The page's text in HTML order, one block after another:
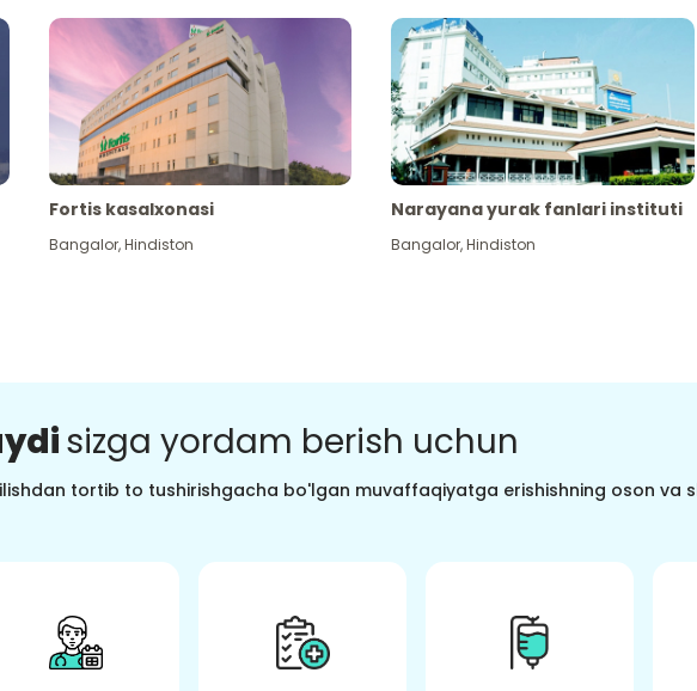
Fortis kasalxonasi
Bangalor,Hindiston
Narayana yurak fanlari instituti
Bangalor,Hindiston
sizga yordam berish uchun
tortib to tushirishgacha bo'lgan muvaffaqiyatga erishishning oson va